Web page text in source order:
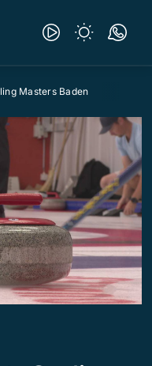
Masters Baden